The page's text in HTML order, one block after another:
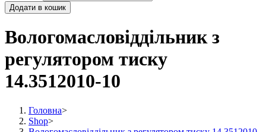
Додати в кошик
Вологомасловіддільник з
регулятором тиску
14.3512010-10
Головна>
Shop>